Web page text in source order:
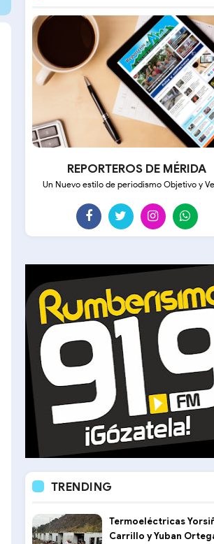
REPORTEROS DE MÉRIDA
Un Nuevo estilo de periodismo Objetivo y
TRENDING
Termoeléctricas
Carrillo y Yuban